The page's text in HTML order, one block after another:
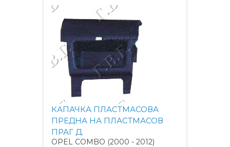
КАПАЧКА ПЛАСТМАСОВА
ПРЕДНА НА ПЛАСТМАСОВ
ПРАГ Д.
OPEL COMBO (2000 - 2012)